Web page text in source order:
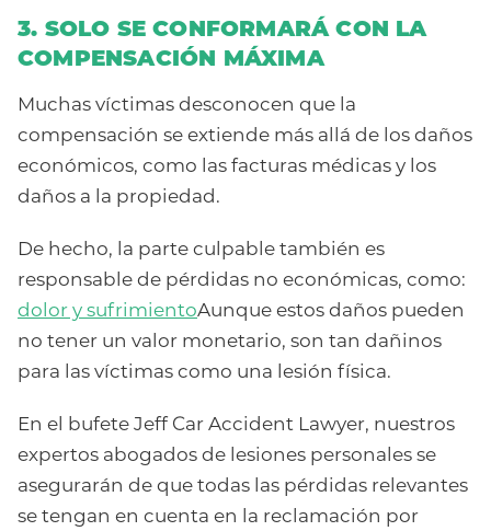
3. SOLO SE CONFORMARÁ CON LA
COMPENSACIÓN MÁXIMA
Muchas víctimas desconocen que la
compensación se extiende más allá de los daños
económicos, como las facturas médicas y los
daños a la propiedad.
De hecho, la parte culpable también es
responsable de pérdidas no económicas, como:
dolor y sufrimientoAunque estos daños pueden
no tener un valor monetario, son tan dañinos
para las víctimas como una lesión física.
En el bufete Jeff Car Accident Lawyer, nuestros
expertos abogados de lesiones personales se
asegurarán de que todas las pérdidas relevantes
se tengan en cuenta en la reclamación por